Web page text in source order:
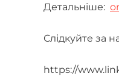
Детальніше:
Слідкуйте за
https://